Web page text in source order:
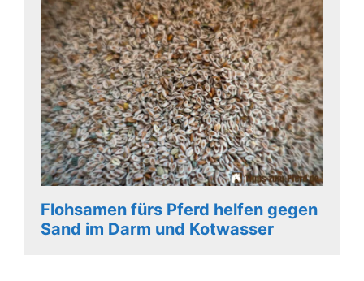
Flohsamen fürs Pferd helfen gegen
Sand im Darm und Kotwasser